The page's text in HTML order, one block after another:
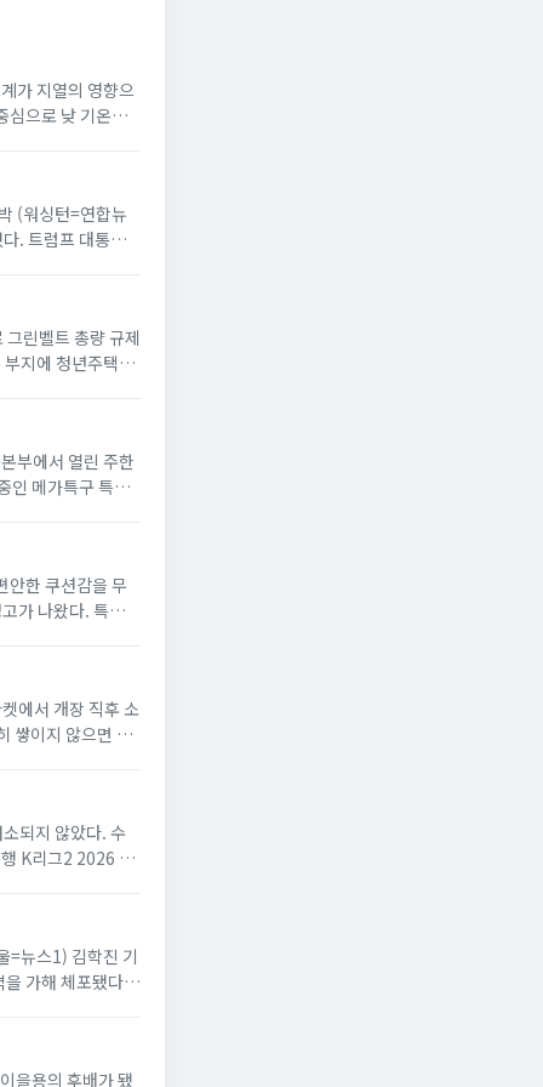
가 지열의 영향으
심으로 낮 기온이
(워싱턴=연합뉴
. 트럼프 대통령
린벨트 총량 규제
지에 청년주택”
부에서 열린 주한
인 메가특구 특별
안한 쿠션감을 무
가 나왔다. 특유의
에서 개장 직후 소
쌓이지 않으면 적
되지 않았다. 수
K리그2 2026 20
=뉴스1) 김학진 기
가해 체포됐다.
을용의 후배가 됐